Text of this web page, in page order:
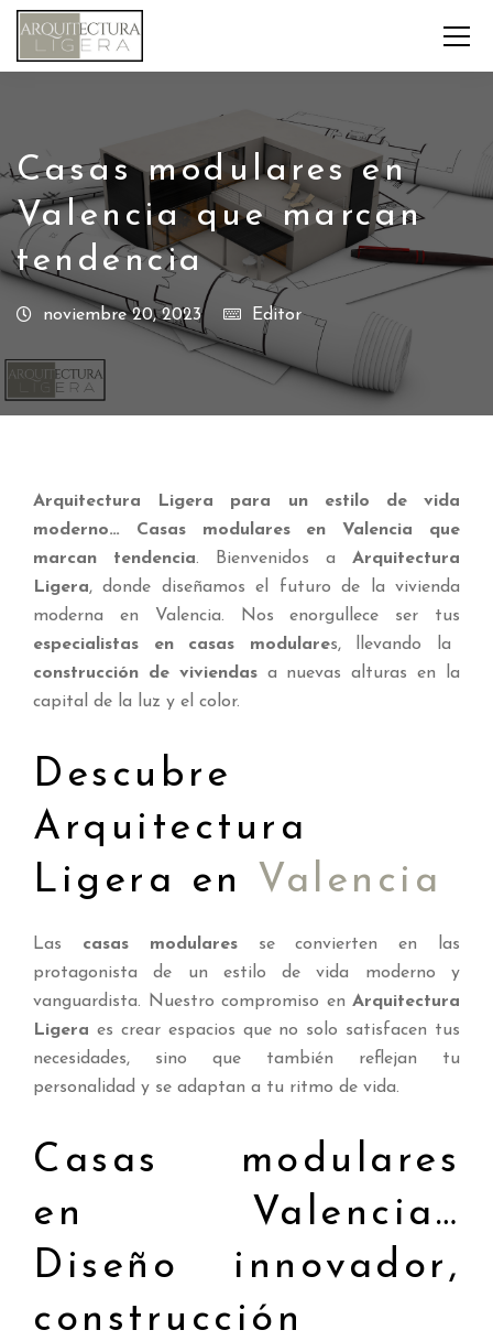
Casas modulares en
Valencia que marcan
tendencia
noviembre 20, 2023 Editor
Arquitectura Ligera para un estilo de vida
moderno… Casas modulares en Valencia que
marcan tendencia. Bienvenidos a Arquitectura
Ligera, donde diseñamos el futuro de la vivienda
moderna en Valencia. Nos enorgullece ser tus
especialistas en casas modulares, llevando la
construcción de viviendasa nuevas alturas en la
capital de la luz y el color.
Descubre
Arquitectura
Ligera en Valencia
Las casas modularesse convierten en las
protagonista de un estilo de vida moderno y
vanguardista. Nuestro compromiso en Arquitectura
Ligera es crear espacios que no solo satisfacen tus
necesidades, sino que también reflejan tu
personalidad y se adaptan a tu ritmo de vida.
Casas modulares
en Valencia…
Diseño innovador,
construcción